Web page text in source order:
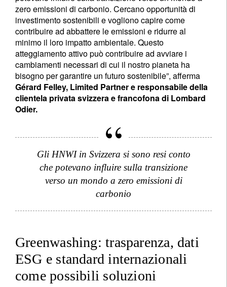
zero emissioni di carbonio. Cercano opportunità di
investimento sostenibili e vogliono capire come
contribuire ad abbattere le emissioni e ridurre al
minimo il loro impatto ambientale. Questo
atteggiamento attivo può contribuire ad avviare i
cambiamenti necessari di cui il nostro pianeta ha
bisogno per garantire un futuro sostenibile”, afferma
Gérard Felley, Limited Partner e responsabile della
clientela privata svizzera e francofona di Lombard
Odier.
Gli HNWI in Svizzera si sono resi conto
che potevano influire sulla transizione
verso un mondo a zero emissioni di
carbonio
Greenwashing: trasparenza, dati
ESG e standard internazionali
come possibili soluzioni
Titolo Nome
Cognome
Paese di residenza
I vostri dati saranno utilizzati in conformità con la
nostradichiarazione sulla privacy.
registrati ora